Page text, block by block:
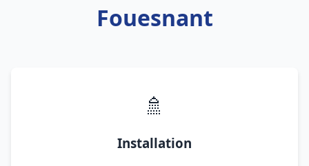
Fouesnant
🚿
Installation